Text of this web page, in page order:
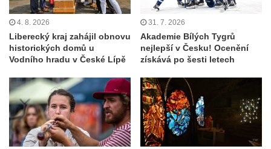
4. 8. 2026
Liberecký kraj zahájil obnovu
historických domů u
Vodního hradu v České Lípě
31. 7. 2026
Akademie Bílých Tygrů
nejlepší v Česku! Ocenění
získává po šesti letech